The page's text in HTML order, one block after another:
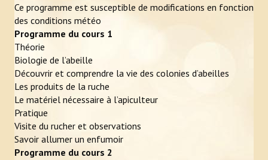
Calendrier et descriptif des stages
Photos
Vidéos
L'APICULTEUR
Obligations légales
Assurance et déclaration de sinistre
Ce programme est susceptible de modifications en fonction
des conditions météo
Programme du cours 1
Théorie
Biologie de l’abeille
Découvrir et comprendre la vie des colonies d’abeilles
Les produits de la ruche
Le matériel nécessaire à l’apiculteur
Pratique
Visite du rucher et observations
Savoir allumer un enfumoir
Programme du cours 2